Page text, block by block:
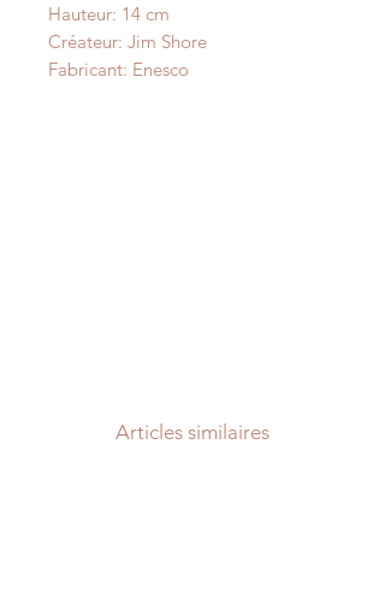
Hauteur: 14 cm
Créateur: Jim Shore
Fabricant: Enesco
Articles similaires